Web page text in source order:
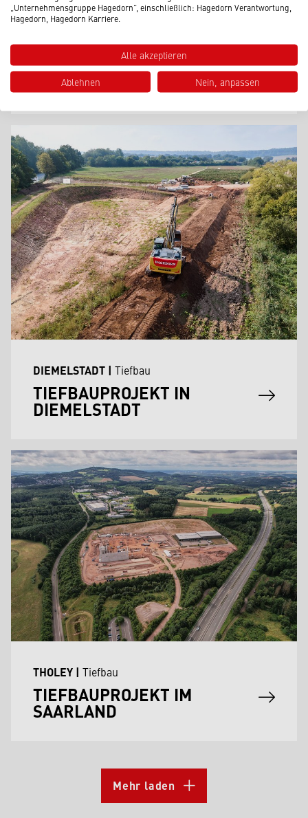
Abbruch und Altlastensanierung
EINSATZ IM WINDPARK
DIEMELSTADT | Tiefbau
TIEFBAUPROJEKT IN
DIEMELSTADT
THOLEY | Tiefbau
TIEFBAUPROJEKT IM
SAARLAND
Mehr laden
„Unternehmensgruppe Hagedorn“, einschließlich: Hagedorn Verantwortung,
Hagedorn, Hagedorn Karriere.
Alle akzeptieren
Ablehnen Nein, anpassen